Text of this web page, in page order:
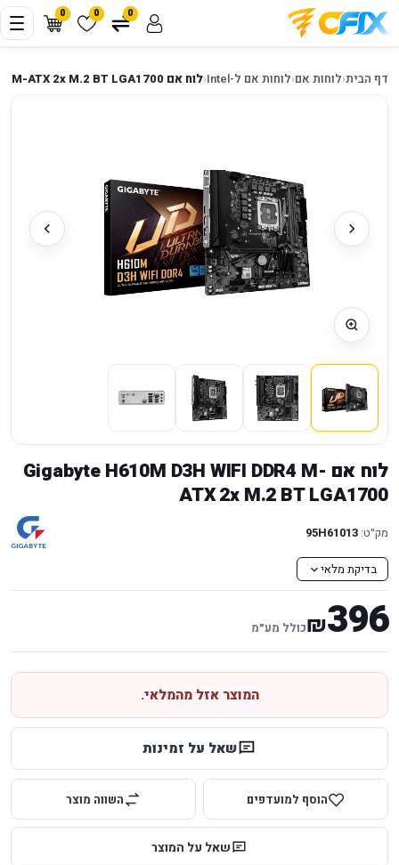
0 0 0
דף הבית‹לוחות אם‹לוחות אם ל-Intel ‹לוח אם Gigabyte H610M D3H WIFI DDR4 M-ATX 2x M.2 BT LGA1700
לוח אם Gigabyte H610M D3H WIFI DDR4 M-
ATX 2x M.2 BT LGA1700
מק״ט: 95H61013
בדיקת מלאי
396
₪כולל מע״מ
המוצר אזל מהמלאי.
שאל על זמינות
הוסף למועדפים השווה מוצר
שאל על המוצר